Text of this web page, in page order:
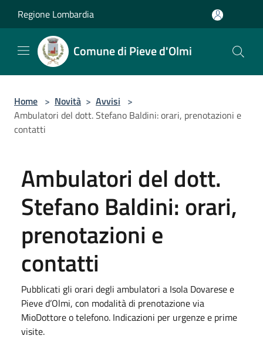
Regione Lombardia
Comune di Pieve d'Olmi
Home > Novità > Avvisi >
Ambulatori del dott. Stefano Baldini: orari, prenotazioni e
contatti
Ambulatori del dott.
Stefano Baldini: orari,
prenotazioni e
contatti
Pubblicati gli orari degli ambulatori a Isola Dovarese e
Pieve d’Olmi, con modalità di prenotazione via
MioDottore o telefono. Indicazioni per urgenze e prime
visite.